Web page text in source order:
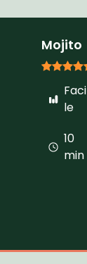
Mojito
Faci
le
10
min